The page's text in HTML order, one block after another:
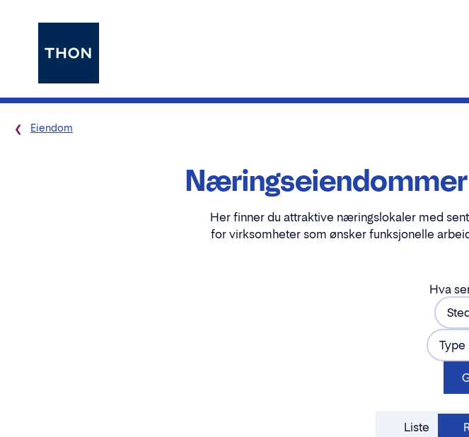
Eiendom
Næringseiendommer
Her finner du attraktive næringslokaler med
for virksomheter som ønsker funksjonelle
Hva
Type
Liste